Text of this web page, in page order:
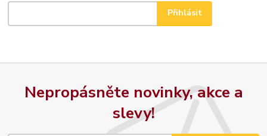
Nepropásněte novinky, akce a
slevy!